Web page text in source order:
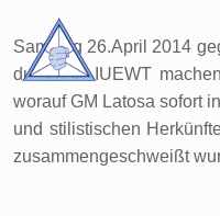
Samstag 26.April 2014
durch die IUEWT
worauf GM Latosa sofort
und stilistischen
zusammengeschweißt